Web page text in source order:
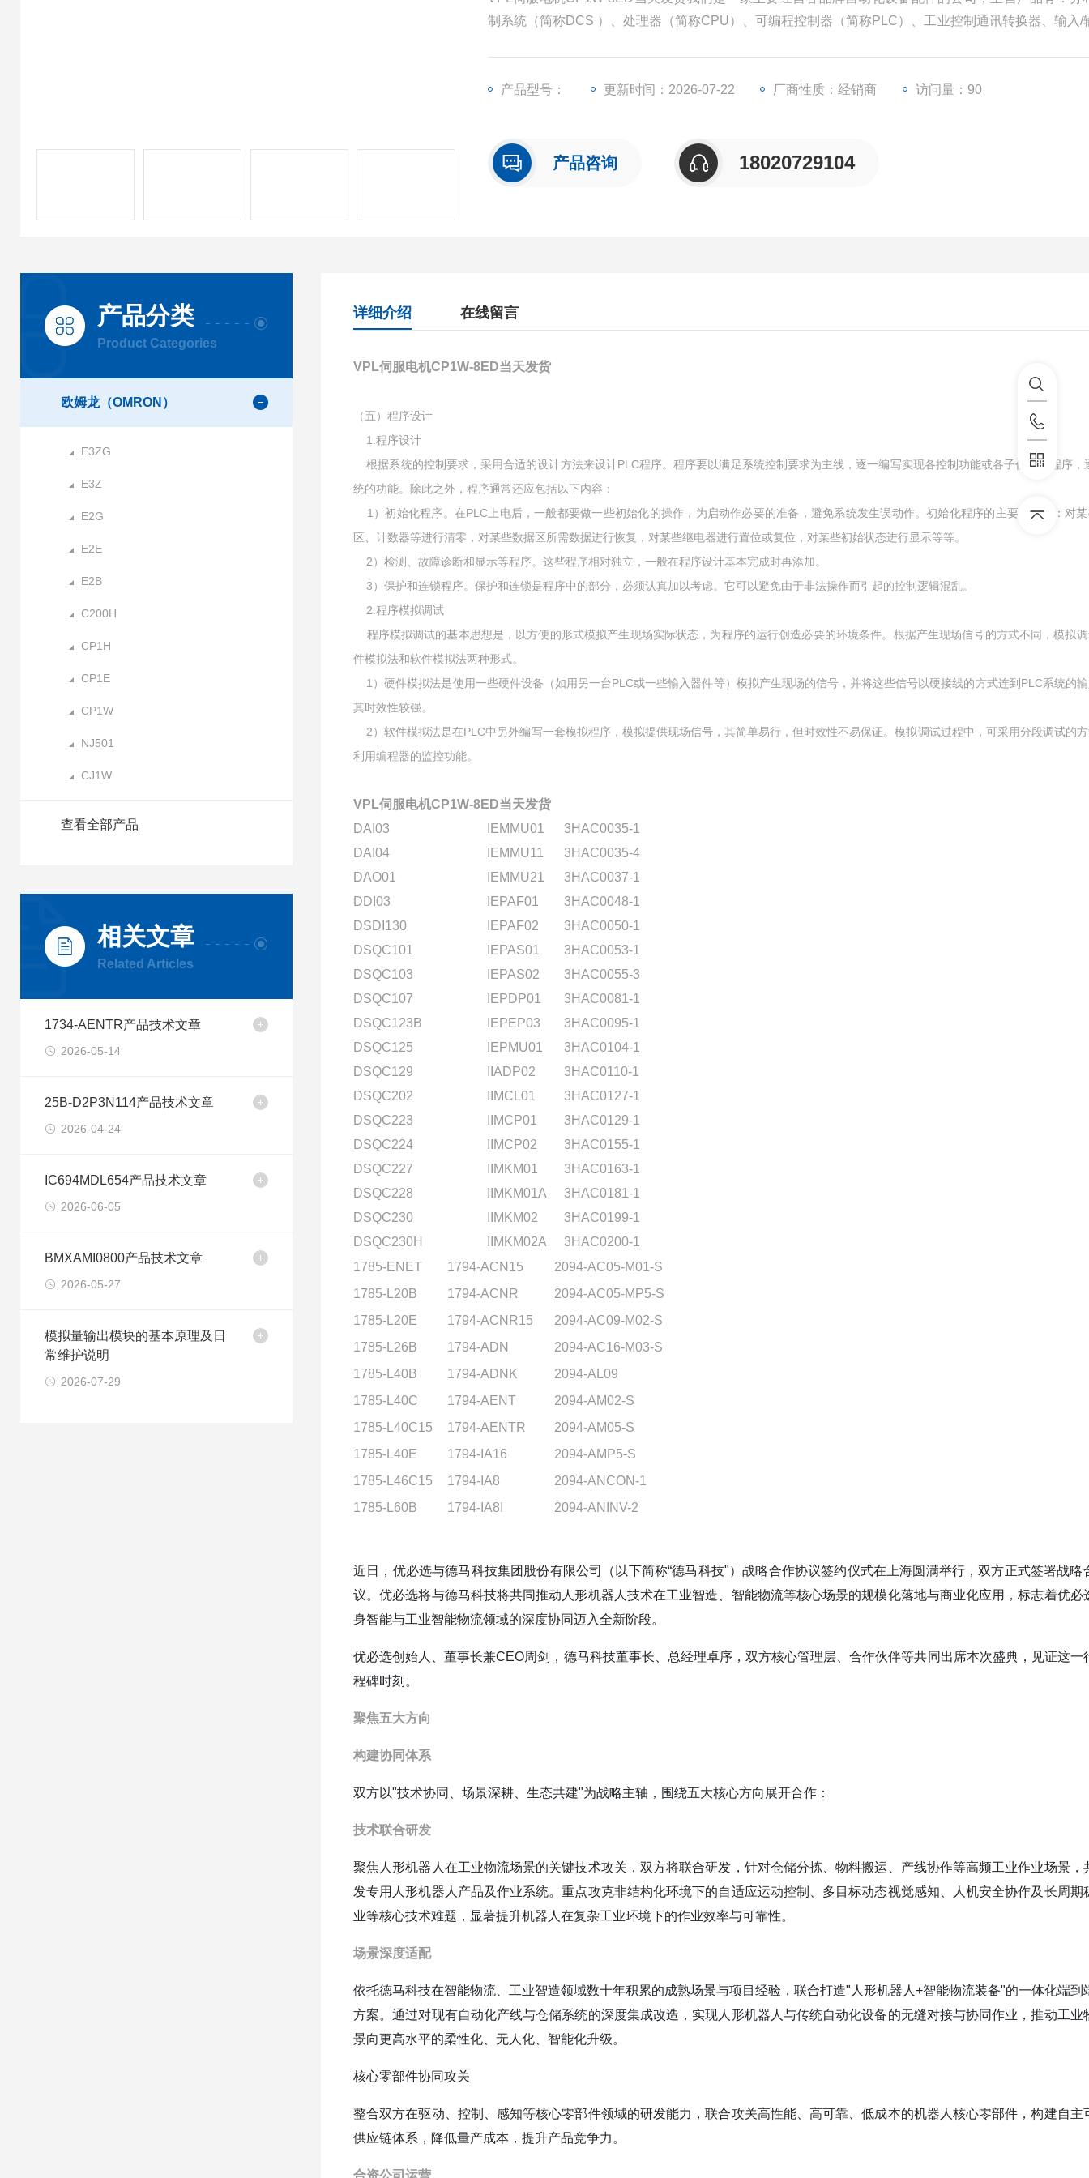
制系统（简称DCS ）、处理器（简称CPU）、可编程控制器（简称PLC）、工业控制通讯转换器、输入/
产品型号： 更新时间：2026-07-22 厂商性质：经销商 访问量：90
产品咨询 18020729104
产品分类
Product Categories
欧姆龙（OMRON）
E3ZG
E3Z
E2G
E2E
E2B
C200H
CP1H
CP1E
CP1W
NJ501
CJ1W
查看全部产品
相关文章
Related Articles
1734-AENTR产品技术文章
2026-05-14
25B-D2P3N114产品技术文章
2026-04-24
IC694MDL654产品技术文章
2026-06-05
BMXAMI0800产品技术文章
2026-05-27
模拟量输出模块的基本原理及日
常维护说明
2026-07-29
详细介绍 在线留言
VPL伺服电机CP1W-8ED当天发货
（五）程序设计
1.程序设计
根据系统的控制要求，采用合适的设计方法来设计PLC程序。程序要以满足系统控制要求为主线，逐一编写实现各控制功能或各子任务的程序，
统的功能。除此之外，程序通常还应包括以下内容：
1）初始化程序。在PLC上电后，一般都要做一些初始化的操作，为启动作必要的准备，避免系统发生误动作。初始化程序的主要内容有：对
区、计数器等进行清零，对某些数据区所需数据进行恢复，对某些继电器进行置位或复位，对某些初始状态进行显示等等。
2）检测、故障诊断和显示等程序。这些程序相对独立，一般在程序设计基本完成时再添加。
3）保护和连锁程序。保护和连锁是程序中的部分，必须认真加以考虑。它可以避免由于非法操作而引起的控制逻辑混乱。
2.程序模拟调试
程序模拟调试的基本思想是，以方便的形式模拟产生现场实际状态，为程序的运行创造必要的环境条件。根据产生现场信号的方式不同，模拟
件模拟法和软件模拟法两种形式。
1）硬件模拟法是使用一些硬件设备（如用另一台PLC或一些输入器件等）模拟产生现场的信号，并将这些信号以硬接线的方式连到PLC系统的
其时效性较强。
2）软件模拟法是在PLC中另外编写一套模拟程序，模拟提供现场信号，其简单易行，但时效性不易保证。模拟调试过程中，可采用分段调试的
利用编程器的监控功能。
VPL伺服电机CP1W-8ED当天发货
DAI03
IEMMU01
3HAC0035-1
DAI04
IEMMU11
3HAC0035-4
DAO01
IEMMU21
3HAC0037-1
DDI03
IEPAF01
3HAC0048-1
DSDI130
IEPAF02
3HAC0050-1
DSQC101
IEPAS01
3HAC0053-1
DSQC103
IEPAS02
3HAC0055-3
DSQC107
IEPDP01
3HAC0081-1
DSQC123B
IEPEP03
3HAC0095-1
DSQC125
IEPMU01
3HAC0104-1
DSQC129
IIADP02
3HAC0110-1
DSQC202
IIMCL01
3HAC0127-1
DSQC223
IIMCP01
3HAC0129-1
DSQC224
IIMCP02
3HAC0155-1
DSQC227
IIMKM01
3HAC0163-1
DSQC228
IIMKM01A
3HAC0181-1
DSQC230
IIMKM02
3HAC0199-1
DSQC230H
IIMKM02A
3HAC0200-1
1785-ENET
1794-ACN15
2094-AC05-M01-S
1785-L20B
1794-ACNR
2094-AC05-MP5-S
1785-L20E
1794-ACNR15
2094-AC09-M02-S
1785-L26B
1794-ADN
2094-AC16-M03-S
1785-L40B
1794-ADNK
2094-AL09
1785-L40C
1794-AENT
2094-AM02-S
1785-L40C15
1794-AENTR
2094-AM05-S
1785-L40E
1794-IA16
2094-AMP5-S
1785-L46C15
1794-IA8
2094-ANCON-1
1785-L60B
1794-IA8I 2094-ANINV-2
近日，优必选与德马科技集团股份有限公司（以下简称“德马科技"）战略合作协议签约仪式在上海圆满举行，双方正式签署战略
议。优必选将与德马科技将共同推动人形机器人技术在工业智造、智能物流等核心场景的规模化落地与商业化应用，标志着优必
身智能与工业智能物流领域的深度协同迈入全新阶段。
优必选创始人、董事长兼CEO周剑，德马科技董事长、总经理卓序，双方核心管理层、合作伙伴等共同出席本次盛典，见证这一
程碑时刻。
聚焦五大方向
构建协同体系
双方以"技术协同、场景深耕、生态共建"为战略主轴，围绕五大核心方向展开合作：
技术联合研发
聚焦人形机器人在工业物流场景的关键技术攻关，双方将联合研发，针对仓储分拣、物料搬运、产线协作等高频工业作业场景，
发专用人形机器人产品及作业系统。重点攻克非结构化环境下的自适应运动控制、多目标动态视觉感知、人机安全协作及长周期
业等核心技术难题，显著提升机器人在复杂工业环境下的作业效率与可靠性。
场景深度适配
依托德马科技在智能物流、工业智造领域数十年积累的成熟场景与项目经验，联合打造"人形机器人+智能物流装备"的一体化端到
方案。通过对现有自动化产线与仓储系统的深度集成改造，实现人形机器人与传统自动化设备的无缝对接与协同作业，推动工业
景向更高水平的柔性化、无人化、智能化升级。
核心零部件协同攻关
整合双方在驱动、控制、感知等核心零部件领域的研发能力，联合攻关高性能、高可靠、低成本的机器人核心零部件，构建自主
供应链体系，降低量产成本，提升产品竞争力。
合资公司运营